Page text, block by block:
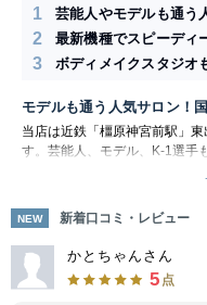
1 芸能人やモデルも通う
2 最新機種でスピーディ
3 ボディメイクスタジオ
モデルも通う人気サロン！
当店は近鉄「橿原神宮前駅」
す。芸能人、モデル、K-1選手
脱毛には最新機種を導入して
毛しながら美肌効果も期待で
女同価格で、メンズ脱毛にお
完全個室内での施術だからプラ
歯のホワイトニング同時や、
する最先端×最上級サロンとな
印象になりましょう。肌荒れ
NEW 新着口コミ・レビュー
かとちゃんさん
5 点